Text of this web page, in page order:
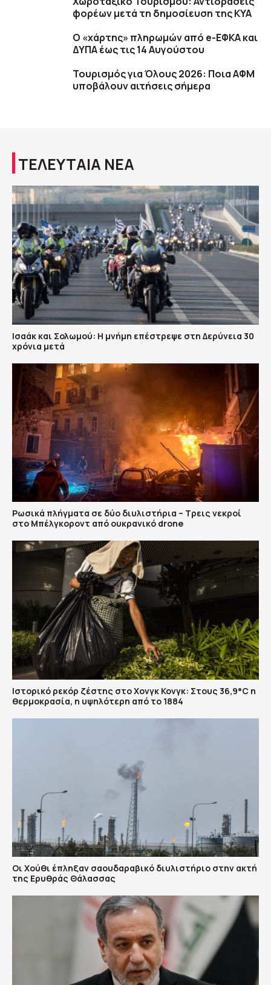
φορέων μετά τη δημοσίευση της ΚΥΑ
Ο «χάρτης» πληρωμών από e-ΕΦΚΑ και
ΔΥΠΑ έως τις 14 Αυγούστου
Τουρισμός για Όλους 2026: Ποια ΑΦΜ
υποβάλουν αιτήσεις σήμερα
ΤΕΛΕΥΤΑΙΑ ΝΕΑ
Ισαάκ και Σολωμού: Η μνήμη επέστρεψε στη Δερύνεια 30
χρόνια μετά
Ρωσικά πλήγματα σε δύο διυλιστήρια – Τρεις νεκροί
στο Μπέλγκοροντ από ουκρανικό drone
Ιστορικό ρεκόρ ζέστης στο Χονγκ Κονγκ: Στους 36,9°C η
θερμοκρασία, η υψηλότερη από το 1884
Οι Χούθι έπληξαν σαουδαραβικό διυλιστήριο στην ακτή
της Ερυθράς Θάλασσας